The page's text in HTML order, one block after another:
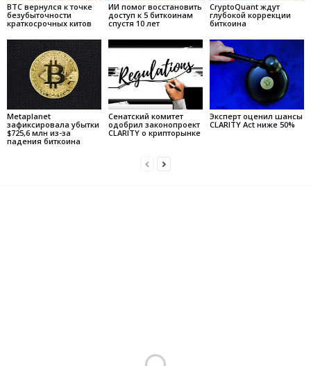
BTC вернулся к точке
безубыточности
краткосрочных китов
ИИ помог восстановить
доступ к 5 биткоинам
спустя 10 лет
CryptoQuant ждут
глубокой коррекции
биткоина
Metaplanet
зафиксировала убытки
$725,6 млн из-за
падения биткоина
Сенатский комитет
одобрил законопроект
CLARITY о крипторынке
Эксперт оценил шансы
CLARITY Act ниже 50%